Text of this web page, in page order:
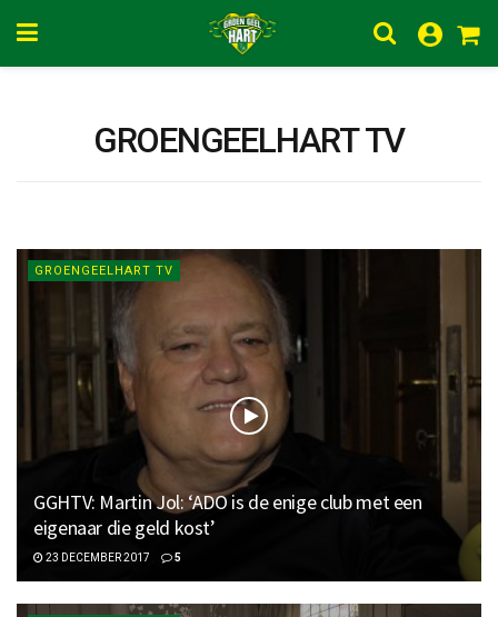
GROENGEELHART TV
GROENGEELHART TV
GGHTV: Martin Jol: ‘ADO is de enige club met een
eigenaar die geld kost’
23 DECEMBER 2017 5